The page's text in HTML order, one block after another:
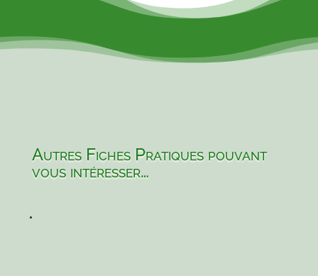
Autres Fiches Pratiques pouvant
vous intéresser…